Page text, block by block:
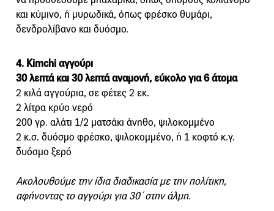
και κύμινο, ή μυρωδικά, όπως φρέσκο θυμάρι,
δενδρολίβανο και δυόσμο.
4. Kimchi αγγούρι
30 λεπτά και 30 λεπτά αναμονή, εύκολο για 6 άτομα
2 κιλά αγγούρια, σε φέτες 2 εκ.
2 λίτρα κρύο νερό
200 γρ. αλάτι 1/2 ματσάκι άνηθο, ψιλοκομμένο
2 κ.σ. δυόσμο φρέσκο, ψιλοκομμένο, ή 1 κοφτό κ.γ.
δυόσμο ξερό
Ακολουθούμε την ίδια διαδικασία με την πολίτικη,
αφήνοντας το αγγούρι για 30΄ στην άλμη.